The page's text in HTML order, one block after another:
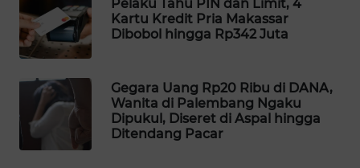
Pelaku Tahu PIN dan Limit, 4
Kartu Kredit Pria Makassar
Dibobol hingga Rp342 Juta
Gegara Uang Rp20 Ribu di DANA,
Wanita di Palembang Ngaku
Dipukul, Diseret di Aspal hingga
Ditendang Pacar
WAHANA
PERSONA
WAHANA
OTOMOTIF
WAHANA
HEALTH